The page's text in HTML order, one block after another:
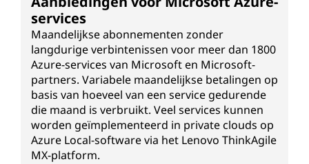
services
Maandelijkse abonnementen zonder
langdurige verbintenissen voor meer dan 1800
Azure-services van Microsoft en Microsoft-
partners. Variabele maandelijkse betalingen op
basis van hoeveel van een service gedurende
die maand is verbruikt. Veel services kunnen
worden geïmplementeerd in private clouds op
Azure Local-software via het Lenovo ThinkAgile
MX-platform.